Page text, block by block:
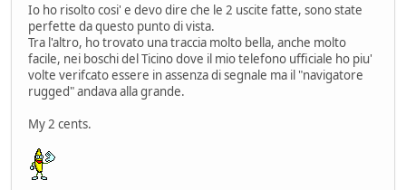
Io ho risolto cosi' e devo dire che le 2 uscite fatte, sono state
perfette da questo punto di vista.
Tra l'altro, ho trovato una traccia molto bella, anche molto
facile, nei boschi del Ticino dove il mio telefono ufficiale ho piu'
volte verifcato essere in assenza di segnale ma il "navigatore
rugged" andava alla grande.
My 2 cents.